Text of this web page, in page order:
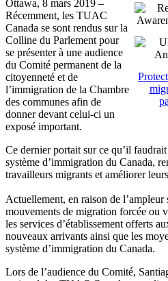
Ottawa, 8 mars 2019 –
Récemment, les TUAC
Canada se sont rendus sur la
Colline du Parlement pour
se présenter à une audience
du Comité permanent de la
citoyenneté et de
l’immigration de la Chambre
des communes afin de
donner devant celui-ci un
exposé important.
Ce dernier portait sur ce qu’il
système d’immigration du Canada,
travailleurs migrants et améliorer
Actuellement, en raison de l’ampleur
mouvements de migration forcée ou
les services d’établissement offerts
nouveaux arrivants ainsi que les
système d’immigration du Canada.
Lors de l’audience du Comité,